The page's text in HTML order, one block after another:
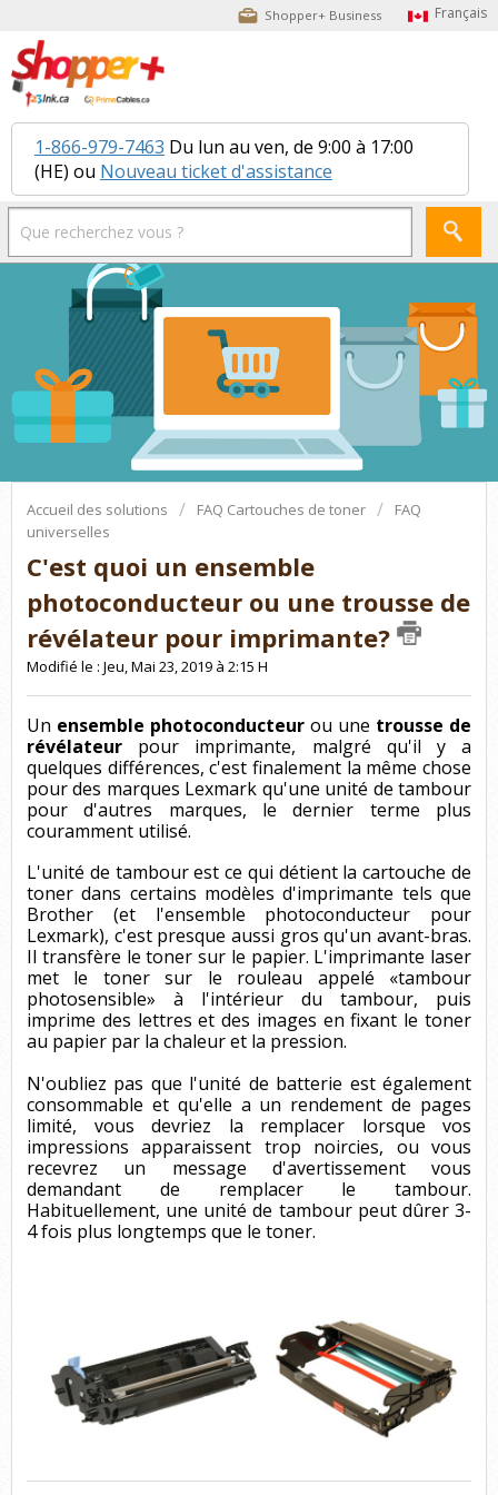
Shopper+ Business
1-866-979-7463 Du lun au ven, de 9:00 à 17:00
(HE) ou Nouveau ticket d'assistance
Accueil des solutions FAQ Cartouches de toner
FAQ
universelles
C'est quoi un ensemble
photoconducteur ou une trousse de
révélateur pour imprimante?
Modifié le : Jeu, Mai 23, 2019 à 2:15 H
Un ensemble photoconducteur ou une trousse de
révélateur pour imprimante, malgré qu'il y a
quelques différences, c'est finalement la même chose
pour des marques Lexmark qu'une unité de tambour
pour d'autres marques, le dernier terme plus
couramment utilisé.
L'unité de tambour est ce qui détient la cartouche de
toner dans certains modèles d'imprimante tels que
Brother (et l'ensemble photoconducteur pour
Lexmark), c'est presque aussi gros qu'un avant-bras.
Il transfère le toner sur le papier. L'imprimante laser
met le toner sur le rouleau appelé «tambour
photosensible» à l'intérieur du tambour, puis
imprime des lettres et des images en fixant le toner
au papier par la chaleur et la pression.
N'oubliez pas que l'unité de batterie est également
consommable et qu'elle a un rendement de pages
limité, vous devriez la remplacer lorsque vos
impressions apparaissent trop noircies, ou vous
recevrez un message d'avertissement vous
demandant de remplacer le tambour.
Habituellement, une unité de tambour peut dûrer 3-
4 fois plus longtemps que le toner.